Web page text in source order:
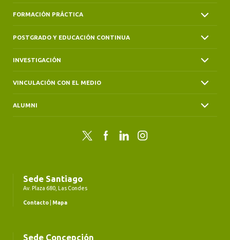
FORMACIÓN PRÁCTICA
POSTGRADO Y EDUCACIÓN CONTINUA
INVESTIGACIÓN
VINCULACIÓN CON EL MEDIO
ALUMNI
Twitter FacebookLinkedInInstagram
Sede Santiago
Av. Plaza 680, Las Condes
Contacto Mapa
Sede Concepción